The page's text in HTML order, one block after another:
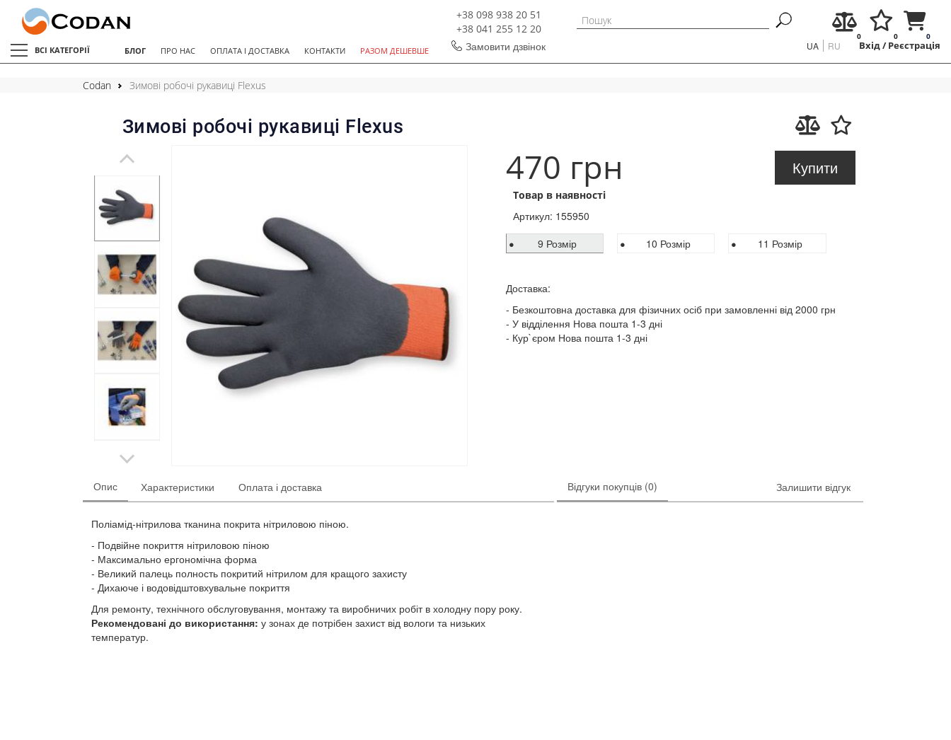
ВСІ КАТЕГОРІЇ БЛОГ ПРО НАС ОПЛАТА І ДОСТАВКА КОНТАКТИ РАЗОМ ДЕШЕВШЕ
+38 098 938 20 51
+38 041 255 12 20
Замовити дзвінок
0
0
0
Вхід/Реєстрація
UA RU
Codan Зимові робочі рукавиці Flexus
Зимові робочі рукавиці Flexus
470 грн Купити
Товар в наявності
Артикул: 155950
9 Розмір
10 Розмір 11 Розмір
Доставка:
Безкоштовна доставка для фізичних осіб при замовленні від 2000 грн
У відділення Нова пошта 1-3 дні
Кур`єром Нова пошта 1-3 дні
Опис Характеристики Оплата і доставка
Поліамід-нітрилова тканина покрита нітриловою піною.
Подвійне покриття нітриловою піною
Максимально ергономічна форма
Великий палець полность покритий нітрилом для кращого захисту
Дихаюче і водовідштовхувальне покриття
Для ремонту, технічного обслуговування, монтажу та виробничих робіт в холодну пору року.
Рекомендовані до використання: у зонах де потрібен захист від вологи та низьких
температур.
Відгуки покупців (0) Залишити відгук